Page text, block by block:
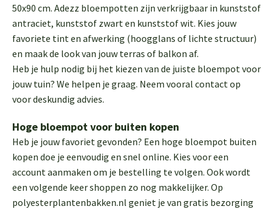
50x90 cm. Adezz bloempotten zijn verkrijgbaar in kunststof
antraciet, kunststof zwart en kunststof wit. Kies jouw
favoriete tint en afwerking (hoogglans of lichte structuur)
en maak de look van jouw terras of balkon af.
Heb je hulp nodig bij het kiezen van de juiste bloempot voor
jouw tuin? We helpen je graag. Neem vooral contact op
voor deskundig advies.
Hoge bloempot voor buiten kopen
Heb je jouw favoriet gevonden? Een hoge bloempot buiten
kopen doe je eenvoudig en snel online. Kies voor een
account aanmaken om je bestelling te volgen. Ook wordt
een volgende keer shoppen zo nog makkelijker. Op
polyesterplantenbakken.nl geniet je van gratis bezorging